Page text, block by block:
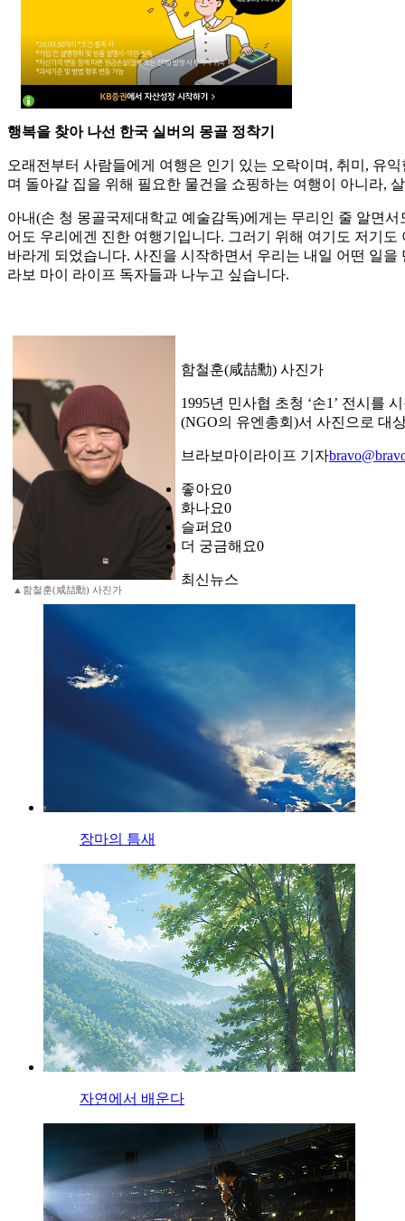
행복을 찾아 나선 한국 실버의 몽골 정착기
오래전부터 사람들에게 여행은 인기 있는 오락이며, 취미, 유
며 돌아갈 집을 위해 필요한 물건을 쇼핑하는 여행이 아니라,
아내(손 청 몽골국제대학교 예술감독)에게는 무리인 줄 알면
어도 우리에겐 진한 여행기입니다. 그러기 위해 여기도 저기
바라게 되었습니다. 사진을 시작하면서 우리는 내일 어떤 일
라보 마이 라이프 독자들과 나누고 싶습니다.
▲함철훈(咸喆勳) 사진가
함철훈(咸喆勳) 사진가
1995년 민사협 초청 ‘손1’ 전시를
(NGO의 유엔총회)서 사진으로 대
브라보마이라이프 기자
좋아요0
화나요0
슬퍼요0
더 궁금해요0
최신뉴스
장마의 틈새
자연에서 배운다